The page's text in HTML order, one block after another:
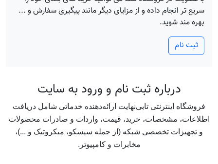
سریع تر انجام داده و از مزایای دیگر مانند پیگیری سفارش و ...
بهره مند شوید.
ثبت نام
درباره ثبت نام و ورود به سايت
فروشگاه اینترنتی تابی‌نهایت ارائه‌دهنده خدماتی شامل دریافت
اطلاعات، مشخصات، خرید، قیمت‌، واردات و صادرات محصولات
و تجهیزات تخصصی شبکه (از جمله سیسکو، میکروتیک و ...)،
مخابرات و کامپیوتر.